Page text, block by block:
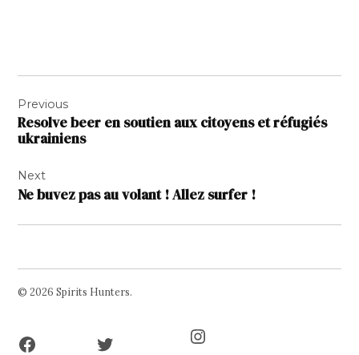
de
l’article
Previous
Resolve beer en soutien aux citoyens et réfugiés
ukrainiens
Next
Ne buvez pas au volant ! Allez surfer !
© 2026 Spirits Hunters.